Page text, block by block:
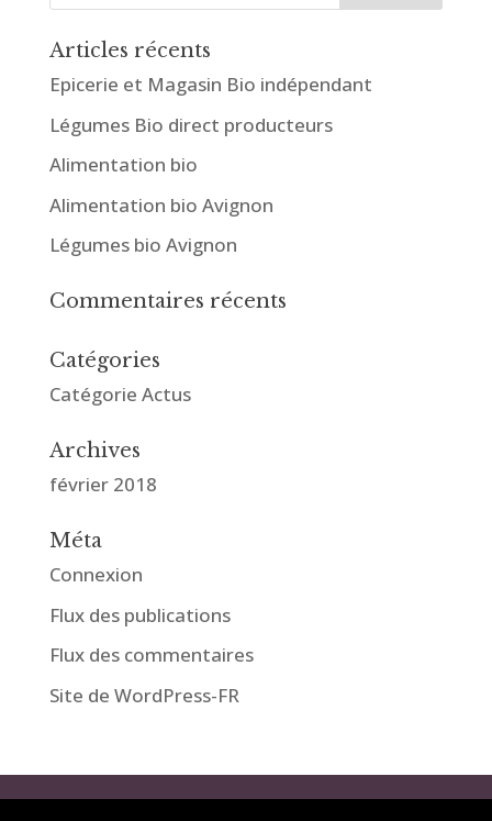
Articles récents
Epicerie et Magasin Bio indépendant
Légumes Bio direct producteurs
Alimentation bio
Alimentation bio Avignon
Légumes bio Avignon
Commentaires récents
Catégories
Catégorie Actus
Archives
février 2018
Méta
Connexion
Flux des publications
Flux des commentaires
Site de WordPress-FR